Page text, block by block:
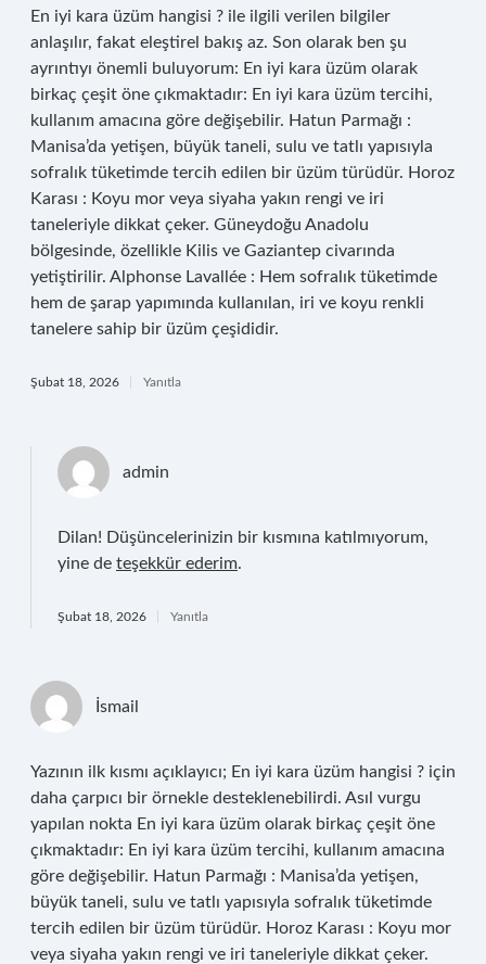
En iyi kara üzüm hangisi ? ile ilgili verilen bilgiler
anlaşılır, fakat eleştirel bakış az. Son olarak ben şu
ayrıntıyı önemli buluyorum: En iyi kara üzüm olarak
birkaç çeşit öne çıkmaktadır: En iyi kara üzüm tercihi,
kullanım amacına göre değişebilir. Hatun Parmağı :
Manisa’da yetişen, büyük taneli, sulu ve tatlı yapısıyla
sofralık tüketimde tercih edilen bir üzüm türüdür. Horoz
Karası : Koyu mor veya siyaha yakın rengi ve iri
taneleriyle dikkat çeker. Güneydoğu Anadolu
bölgesinde, özellikle Kilis ve Gaziantep civarında
yetiştirilir. Alphonse Lavallée : Hem sofralık tüketimde
hem de şarap yapımında kullanılan, iri ve koyu renkli
tanelere sahip bir üzüm çeşididir.
Şubat 18, 2026 Yanıtla
admin
Dilan! Düşüncelerinizin bir kısmına katılmıyorum,
yine de teşekkür ederim.
Şubat 18, 2026 Yanıtla
İsmail
Yazının ilk kısmı açıklayıcı; En iyi kara üzüm hangisi ? için
daha çarpıcı bir örnekle desteklenebilirdi. Asıl vurgu
yapılan nokta En iyi kara üzüm olarak birkaç çeşit öne
çıkmaktadır: En iyi kara üzüm tercihi, kullanım amacına
göre değişebilir. Hatun Parmağı : Manisa’da yetişen,
büyük taneli, sulu ve tatlı yapısıyla sofralık tüketimde
tercih edilen bir üzüm türüdür. Horoz Karası : Koyu mor
veya siyaha yakın rengi ve iri taneleriyle dikkat çeker.